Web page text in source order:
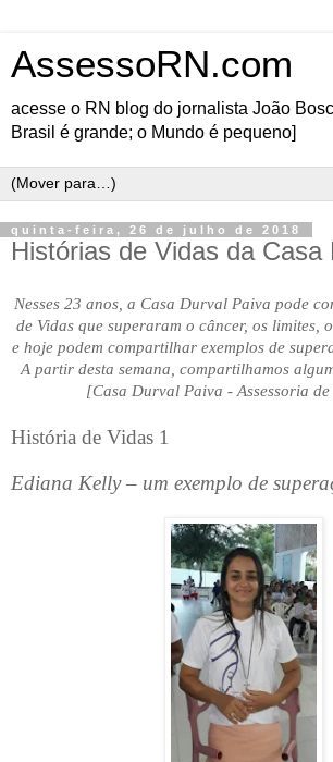
AssessoRN.com
acesse o RN blog do jornalista João
Brasil é grande; o Mundo é pequeno]
quinta-feira, 26 de julho de 2018
Histórias de Vidas da Casa
Nesses 23 anos, a Casa Durval Paiva pode
de Vidas que superaram o câncer, os limites,
e hoje podem compartilhar exemplos de
A partir desta semana, compartilhamos
[Casa Durval Paiva - Assessoria de
História de Vidas 1
Ediana Kelly – um exemplo de